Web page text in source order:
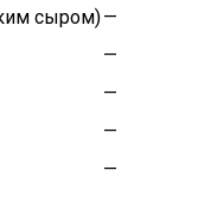
сыром)—
—
—
—
—